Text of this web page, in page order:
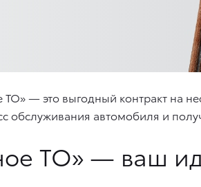
ТО» — это выгодный контракт на
обслуживания автомобиля и
ТО» — ваш